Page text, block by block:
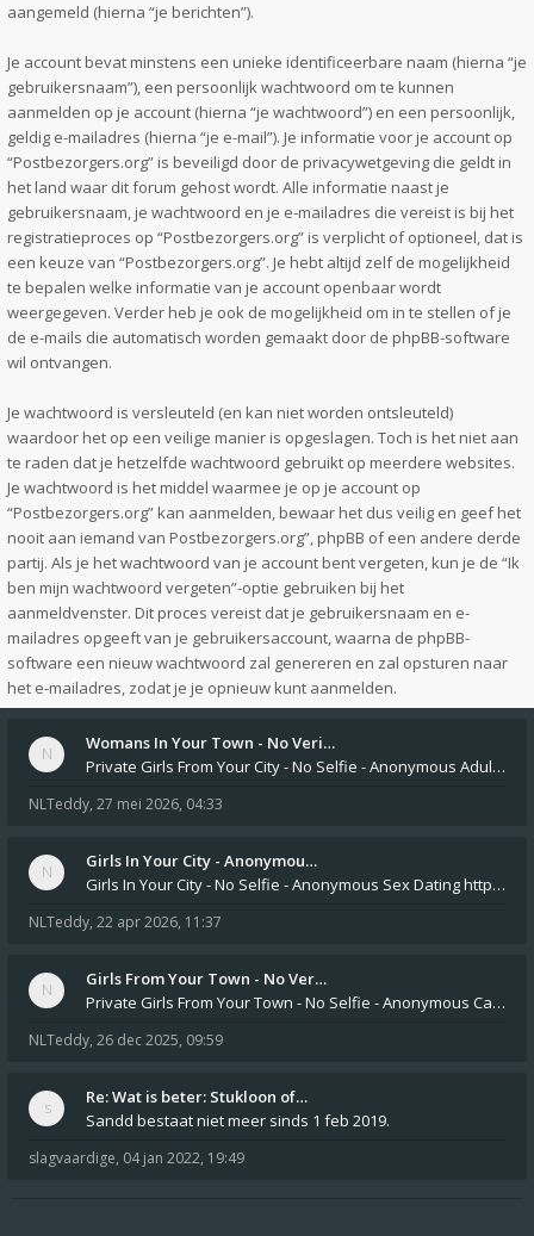
aangemeld (hierna “je berichten”).
Je account bevat minstens een unieke identificeerbare naam (hierna “je
gebruikersnaam”), een persoonlijk wachtwoord om te kunnen
aanmelden op je account (hierna “je wachtwoord”) en een persoonlijk,
geldig e-mailadres (hierna “je e-mail”). Je informatie voor je account op
“Postbezorgers.org” is beveiligd door de privacywetgeving die geldt in
het land waar dit forum gehost wordt. Alle informatie naast je
gebruikersnaam, je wachtwoord en je e-mailadres die vereist is bij het
registratieproces op “Postbezorgers.org” is verplicht of optioneel, dat is
een keuze van “Postbezorgers.org”. Je hebt altijd zelf de mogelijkheid
te bepalen welke informatie van je account openbaar wordt
weergegeven. Verder heb je ook de mogelijkheid om in te stellen of je
de e-mails die automatisch worden gemaakt door de phpBB-software
wil ontvangen.
Je wachtwoord is versleuteld (en kan niet worden ontsleuteld)
waardoor het op een veilige manier is opgeslagen. Toch is het niet aan
te raden dat je hetzelfde wachtwoord gebruikt op meerdere websites.
Je wachtwoord is het middel waarmee je op je account op
“Postbezorgers.org” kan aanmelden, bewaar het dus veilig en geef het
nooit aan iemand van Postbezorgers.org”, phpBB of een andere derde
partij. Als je het wachtwoord van je account bent vergeten, kun je de “Ik
ben mijn wachtwoord vergeten”-optie gebruiken bij het
aanmeldvenster. Dit proces vereist dat je gebruikersnaam en e-
mailadres opgeeft van je gebruikersaccount, waarna de phpBB-
software een nieuw wachtwoord zal genereren en zal opsturen naar
het e-mailadres, zodat je je opnieuw kunt aanmelden.
Womans In Your Town - No Veri…
Private Girls From Your City - No Selfie - Anonymous Adult Dating https://privatedates.live Private Girls In Your
NLTeddy, 27 mei 2026, 04:33
Girls In Your City - Anonymou…
Girls In Your City - No Selfie - Anonymous Sex Dating https://SecretPrivat.com Womens In Your Town - Anonymous S
NLTeddy, 22 apr 2026, 11:37
Girls From Your Town - No Ver…
Private Girls From Your Town - No Selfie - Anonymous Casual Dating https://PrivateLadyEscorts.com Private Lady In
NLTeddy, 26 dec 2025, 09:59
Re: Wat is beter: Stukloon of…
Sandd bestaat niet meer sinds 1 feb 2019.
slagvaardige, 04 jan 2022, 19:49